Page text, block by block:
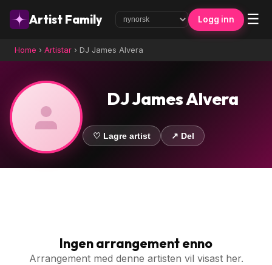
Artist Family Logg inn ☰
Home › Artistar › DJ James Alvera
DJ James Alvera
♡ Lagre artist ↗ Del
Ingen arrangement enno
Arrangement med denne artisten vil visast her.